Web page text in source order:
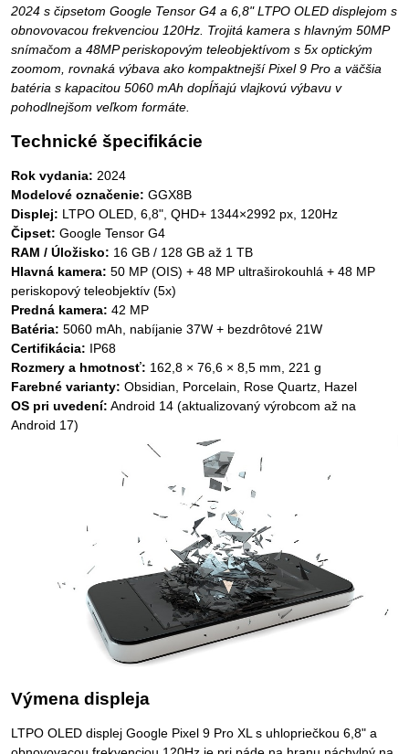
2024 s čipsetom Google Tensor G4 a 6,8" LTPO OLED displejom s
obnovovacou frekvenciou 120Hz. Trojitá kamera s hlavným 50MP
snímačom a 48MP periskopovým teleobjektívom s 5x optickým
zoomom, rovnaká výbava ako kompaktnejší Pixel 9 Pro a väčšia
batéria s kapacitou 5060 mAh dopĺňajú vlajkovú výbavu v
pohodlnejšom veľkom formáte.
Technické špecifikácie
Rok vydania: 2024
Modelové označenie: GGX8B
Displej: LTPO OLED, 6,8", QHD+ 1344×2992 px, 120Hz
Čipset: Google Tensor G4
RAM / Úložisko: 16 GB / 128 GB až 1 TB
Hlavná kamera: 50 MP (OIS) + 48 MP ultraširokouhlá + 48 MP
periskopový teleobjektív (5x)
Predná kamera: 42 MP
Batéria: 5060 mAh, nabíjanie 37W + bezdrôtové 21W
Certifikácia: IP68
Rozmery a hmotnosť: 162,8 × 76,6 × 8,5 mm, 221 g
Farebné varianty: Obsidian, Porcelain, Rose Quartz, Hazel
OS pri uvedení: Android 14 (aktualizovaný výrobcom až na
Android 17)
Výmena displeja
LTPO OLED displej Google Pixel 9 Pro XL s uhlopriečkou 6,8" a